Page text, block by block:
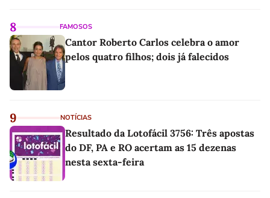
8 FAMOSOS
Cantor Roberto Carlos celebra o amor
pelos quatro filhos; dois já falecidos
9 NOTÍCIAS
Resultado da Lotofácil 3756: Três apostas
do DF, PA e RO acertam as 15 dezenas
nesta sexta-feira